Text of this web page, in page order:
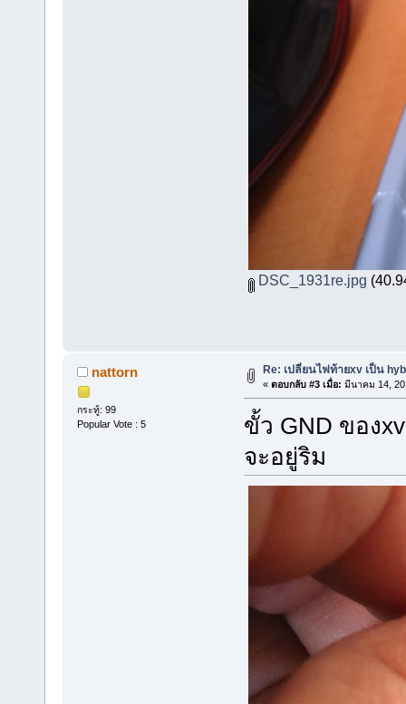
DSC_1931re.jpg
nattorn
กระทู้: 99
Popular Vote : 5
Re: เปลี่ยนไฟท้ายxv เป็น
« ตอบกลับ #3 เมื่อ: มีนาคม 14,
ขั้ว GND ของ
จะอยู่ริม